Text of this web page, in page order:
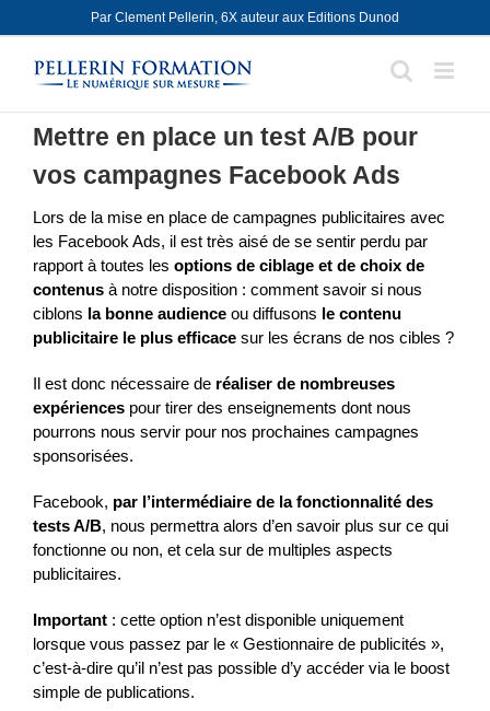
to
content
Par Clement Pellerin, 6X auteur aux Editions Dunod
Mettre en place un test A/B pour
vos campagnes Facebook Ads
Lors de la mise en place de campagnes publicitaires avec
les Facebook Ads, il est très aisé de se sentir perdu par
rapport à toutes les options de ciblage et de choix de
contenus à notre disposition : comment savoir si nous
ciblons la bonne audience ou diffusons le contenu
publicitaire le plus efficace sur les écrans de nos cibles ?
Il est donc nécessaire de réaliser de nombreuses
expériences pour tirer des enseignements dont nous
pourrons nous servir pour nos prochaines campagnes
sponsorisées.
Facebook, par l’intermédiaire de la fonctionnalité des
tests A/B, nous permettra alors d’en savoir plus sur ce qui
fonctionne ou non, et cela sur de multiples aspects
publicitaires.
Important : cette option n’est disponible uniquement
lorsque vous passez par le « Gestionnaire de publicités »,
c’est-à-dire qu’il n’est pas possible d’y accéder via le boost
simple de publications.